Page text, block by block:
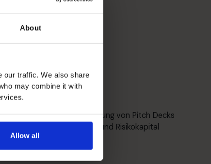
About
our traffic. We also share
may combine it with
Allow all
Erstellung von Pitch Decks
zur Beschaffung von Start- und Risikokapital